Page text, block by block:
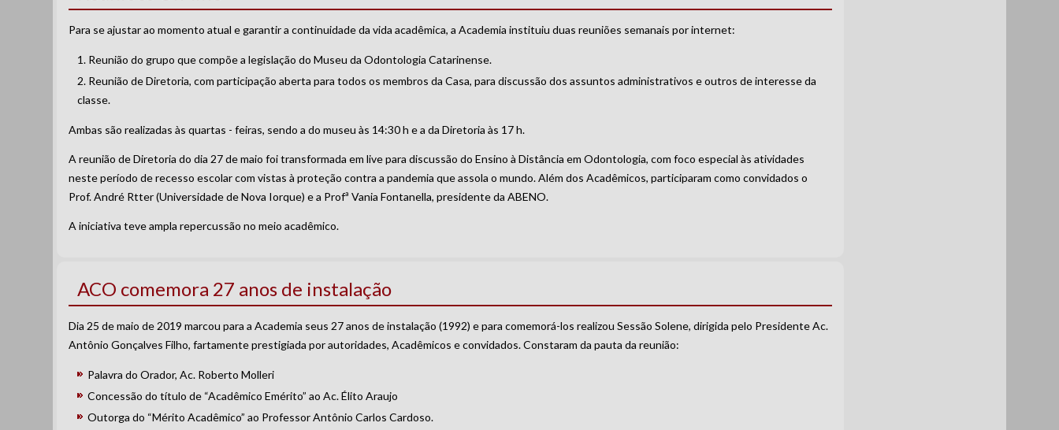
Para se ajustar ao momento atual e garantir a continuidade da vida acadêmica, a Academia instituiu duas reuniões semanais por internet:
Reunião do grupo que compõe a legislação do Museu da Odontologia Catarinense.
Reunião de Diretoria, com participação aberta para todos os membros da Casa, para discussão dos assuntos administrativos e outros de interesse da
classe.
Ambas são realizadas às quartas - feiras, sendo a do museu às 14:30 h e a da Diretoria às 17 h.
A reunião de Diretoria do dia 27 de maio foi transformada em live para discussão do Ensino à Distância em Odontologia, com foco especial às atividades
neste período de recesso escolar com vistas à proteção contra a pandemia que assola o mundo. Além dos Acadêmicos, participaram como convidados o
Prof. André Rtter (Universidade de Nova Iorque) e a Profª Vania Fontanella, presidente da ABENO.
A iniciativa teve ampla repercussão no meio acadêmico.
ACO comemora 27 anos de instalação
Dia 25 de maio de 2019 marcou para a Academia seus 27 anos de instalação (1992) e para comemorá-los realizou Sessão Solene, dirigida pelo Presidente Ac.
Antônio Gonçalves Filho, fartamente prestigiada por autoridades, Acadêmicos e convidados. Constaram da pauta da reunião:
Palavra do Orador, Ac. Roberto Molleri
Concessão do título de “Acadêmico Emérito” ao Ac. Élito Araujo
Outorga do “Mérito Acadêmico” ao Professor Antônio Carlos Cardoso.